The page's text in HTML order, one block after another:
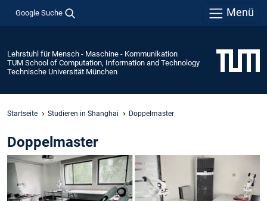
Google Suche Menü
Lehrstuhl für Mensch - Maschine - Kommunikation
TUM School of Computation, Information and Technology
Technische Universität München
Startseite Studieren in Shanghai Doppelmaster
Doppelmaster